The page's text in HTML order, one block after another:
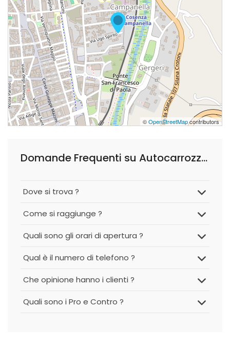
©OpenStreetMapcontributors
Domande Frequenti su Autocarrozzeria Nigro Fabio
Dove si trova ?
Come si raggiunge ?
Quali sono gli orari di apertura ?
Qual è il numero di telefono ?
Che opinione hanno i clienti ?
Quali sono i Pro e Contro ?